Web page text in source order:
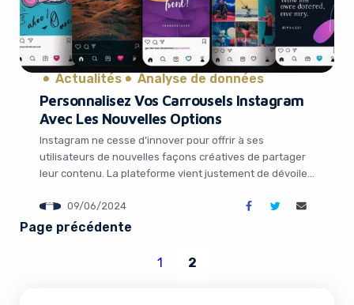
Actualités Analyse de données
Personnalisez Vos Carrousels Instagram
Avec Les Nouvelles Options
Instagram ne cesse d’innover pour offrir à ses
utilisateurs de nouvelles façons créatives de partager
leur contenu. La plateforme vient justement de dévoiler
révolutionner la manière dont nous créons nos
carrousels. Grâce aux options d’ajout de textes
désormais donner une toute nouvelle […]
09/06/2024
Page précédente
1 2
It looks like you're